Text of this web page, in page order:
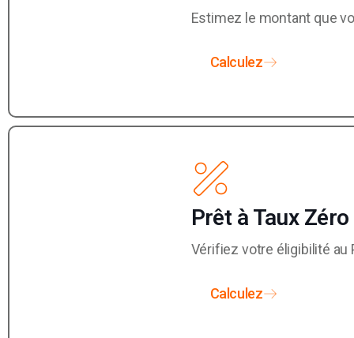
Estimez le montant que
Calculez
Prêt à Taux Zéro
Vérifiez votre éligibilité
Calculez